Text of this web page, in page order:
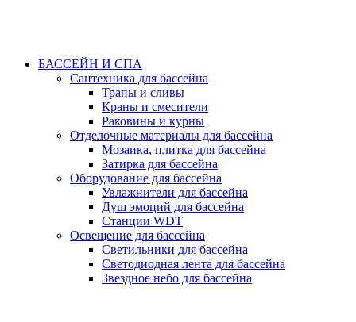
БАССЕЙН И СПА
Сантехника для бассейна
Трапы и сливы
Краны и смесители
Раковины и курны
Отделочные материалы для бассейна
Мозаика, плитка для бассейна
Затирка для бассейна
Оборудование для бассейна
Увлажнители для бассейна
Душ эмоций для бассейна
Станции WDT
Освещение для бассейна
Светильники для бассейна
Светодиодная лента для бассейна
Звездное небо для бассейна